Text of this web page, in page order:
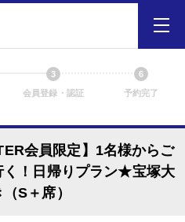
3
会員登録・認証
6
予約完了
会員限定】1名様からご
く！日帰りプラン★宝塚大
S＋席）